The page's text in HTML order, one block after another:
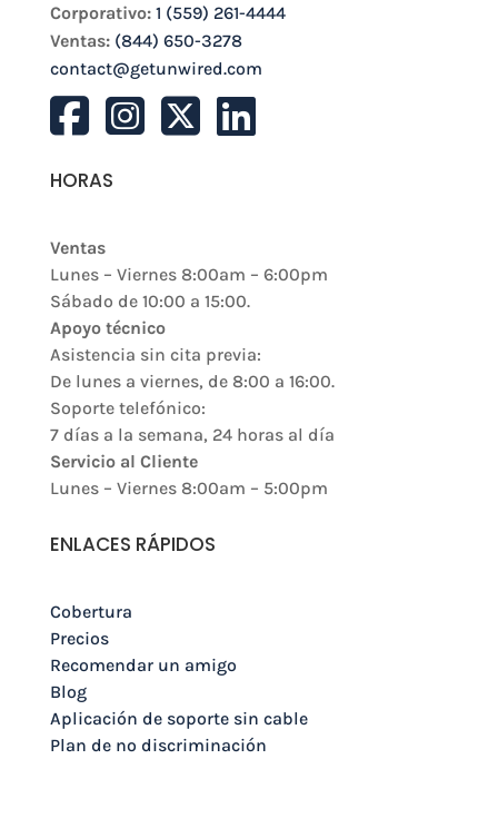
Corporativo: 1 (559) 261-4444
Ventas: (844) 650-3278
contact@getunwired.com
HORAS
Ventas
Lunes – Viernes 8:00am – 6:00pm
Sábado de 10:00 a 15:00.
Apoyo técnico
Asistencia sin cita previa:
De lunes a viernes, de 8:00 a 16:00.
Soporte telefónico:
7 días a la semana, 24 horas al día
Servicio al Cliente
Lunes – Viernes 8:00am – 5:00pm
ENLACES RÁPIDOS
Cobertura
Precios
Recomendar un amigo
Blog
Aplicación de soporte sin cable
Plan de no discriminación